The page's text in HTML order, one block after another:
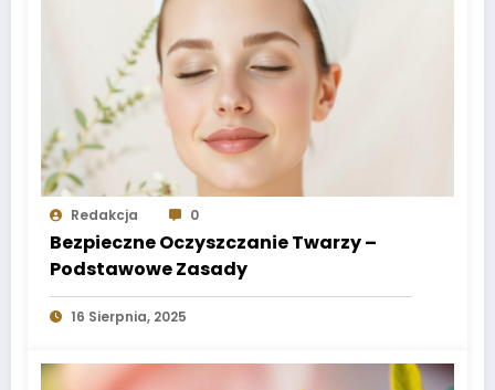
Redakcja 0
Bezpieczne Oczyszczanie Twarzy –
Podstawowe Zasady
16 Sierpnia, 2025